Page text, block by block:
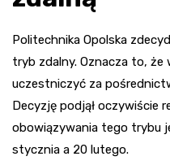
Politechnika Opolska
tryb zdalny. Oznacza to,
uczestniczyć za
Decyzję podjął oczywiście
obowiązywania tego trybu
stycznia a 20 lutego.